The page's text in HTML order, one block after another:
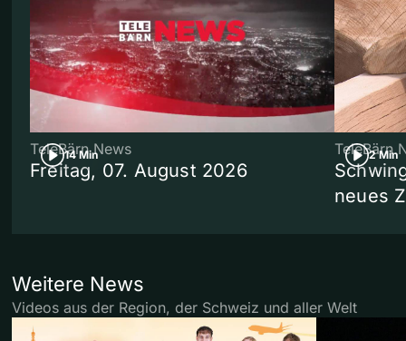
14 Min
TeleBärn News
Freitag, 07. August 2026
2 Min
TeleBärn
neues
Weitere News
Videos aus der Region, der Schweiz und aller Welt